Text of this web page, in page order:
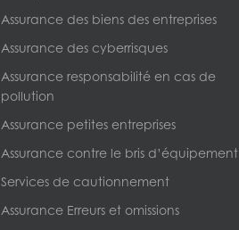
Assurance des biens des entreprises
Assurance des cyberrisques
Assurance responsabilité en cas de
pollution
Assurance petites entreprises
Assurance contre le bris d’équipement
Services de cautionnement
Assurance Erreurs et omissions